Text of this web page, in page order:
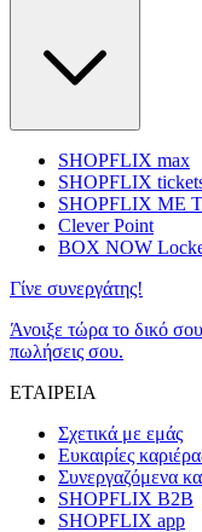
SHOPFLIX max
SHOPFLIX
SHOPFLIX ΜΕ
Clever Point
BOX NOW
Γίνε συνεργάτης!
Άνοιξε τώρα το δικό
πωλήσεις σου.
ΕΤΑΙΡΕΙΑ
Σχετικά με εμάς
Ευκαιρίες
Συνεργαζόμενα
SHOPFLIX B2B
SHOPFLIX app